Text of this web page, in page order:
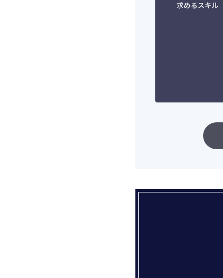
求めるスキル